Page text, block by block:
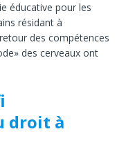
éducative pour les
résidant à
des compétences
des cerveaux ont
droit à